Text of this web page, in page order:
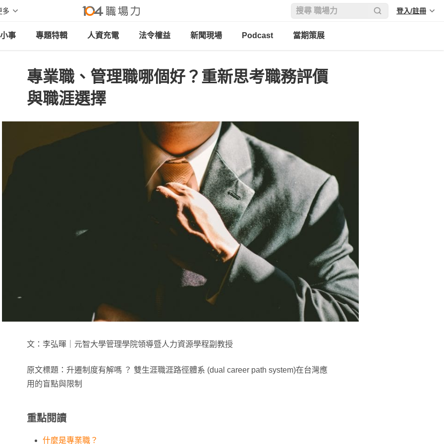
多 登入/註冊
事 專題特輯 人資充電 法令權益 新聞現場 Podcast 當期策展
專業職、管理職哪個好？重新思考職務評價
與職涯選擇
文：李弘暉｜元智大學管理學院領導暨人力資源學程副教授
原文標題：升遷制度有解嗎 ？ 雙生涯職涯路徑體系 (dual career path system)在台灣應
用的盲點與限制
重點閱讀
什麼是專業職？